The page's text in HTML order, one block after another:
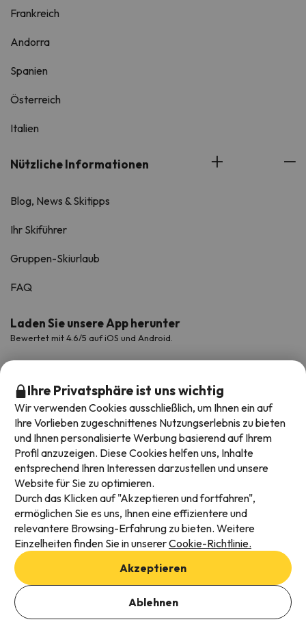
Daten hinzufügen, um Verfügbarkeit zu prüfen
Buchungsdaten auswählen
Frankreich
Andorra
Spanien
Österreich
Italien
Nützliche Informationen
Blog, News & Skitipps
Ihr Skiführer
Gruppen-Skiurlaub
FAQ
Laden Sie unsere App herunter
Bewertet mit 4.6/5 auf iOS und Android.
Verfügbare Zahlungsarten
Impressum und AGBs
Datenschutz
Cookies Richtlinien
Ihre Privatsphäre ist uns wichtig
Wir verwenden Cookies ausschließlich, um Ihnen ein auf
Ihre Vorlieben zugeschnittenes Nutzungserlebnis zu bieten
und Ihnen personalisierte Werbung basierend auf Ihrem
Profil anzuzeigen. Diese Cookies helfen uns, Inhalte
entsprechend Ihren Interessen darzustellen und unsere
Website für Sie zu optimieren.
Durch das Klicken auf "Akzeptieren und fortfahren",
ermöglichen Sie es uns, Ihnen eine effizientere und
relevantere Browsing-Erfahrung zu bieten. Weitere
Einzelheiten finden Sie in unsererCookie-Richtlinie.
Akzeptieren
Ablehnen